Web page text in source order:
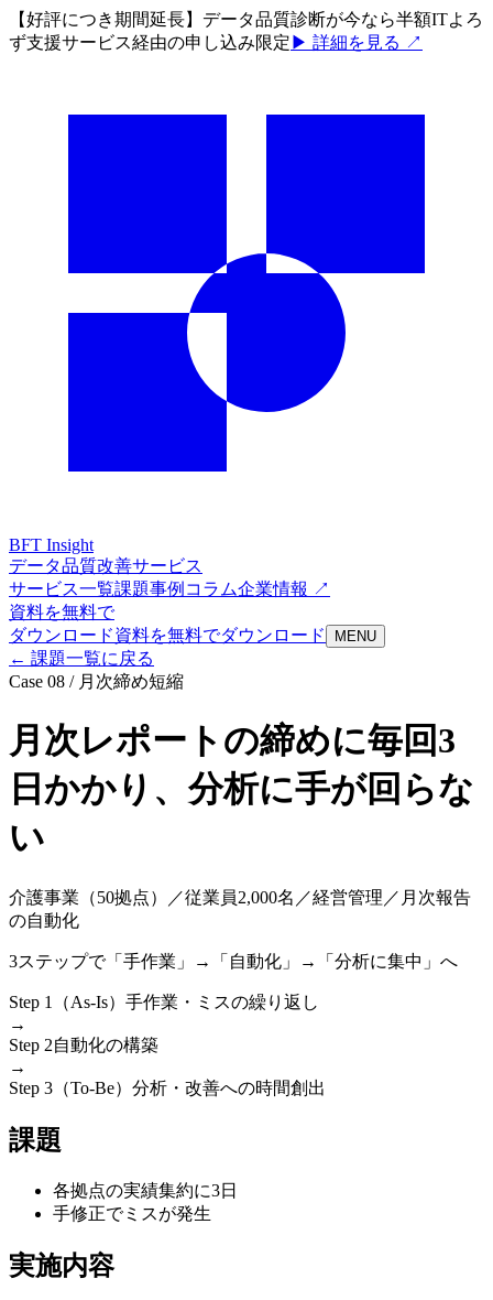
【好評につき期間延長】データ品質診断が今なら半額ITよろ
ず支援サービス経由の申し込み限定 ▶ 詳細を見る ↗
BFT Insight
データ品質改善サービス
サービス一覧課題事例 コラム企業情報 ↗
資料を無料で
ダウンロード資料を無料でダウンロード MENU
← 課題一覧に戻る
Case 08 / 月次締め短縮
月次レポートの締めに毎回3
日かかり、分析に手が回らな
い
介護事業（50拠点）／従業員2,000名／経営管理／月次報告
の自動化
3ステップで「手作業」→「自動化」→「分析に集中」へ
Step 1（As-Is） 手作業・ミスの繰り返し
→
Step 2自動化の構築
→
Step 3（To-Be） 分析・改善への時間創出
課題
各拠点の実績集約に3日
手修正でミスが発生
実施内容